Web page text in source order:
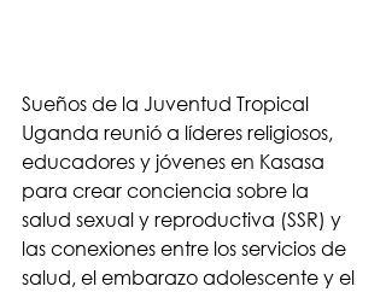
Sueños de la Juventud Tropical
Uganda reunió a líderes religiosos,
educadores y jóvenes en Kasasa
para crear conciencia sobre la
salud sexual y reproductiva (SSR) y
las conexiones entre los servicios de
salud, el embarazo adolescente y el